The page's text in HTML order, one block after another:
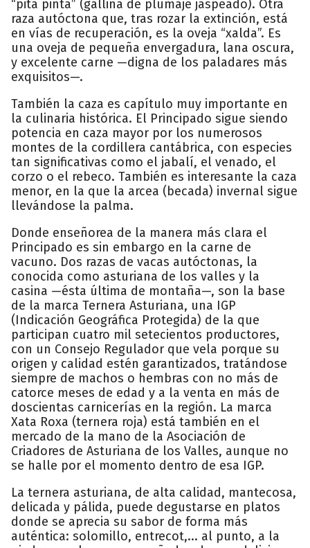
“pita pinta” (gallina de plumaje jaspeado). Otra
raza autóctona que, tras rozar la extinción, está
en vías de recuperación, es la oveja “xalda”. Es
una oveja de pequeña envergadura, lana oscura,
y excelente carne —digna de los paladares más
exquisitos—.
También la caza es capítulo muy importante en
la culinaria histórica. El Principado sigue siendo
potencia en caza mayor por los numerosos
montes de la cordillera cantábrica, con especies
tan significativas como el jabalí, el venado, el
corzo o el rebeco. También es interesante la caza
menor, en la que la arcea (becada) invernal sigue
llevándose la palma.
Donde enseñorea de la manera más clara el
Principado es sin embargo en la carne de
vacuno. Dos razas de vacas autóctonas, la
conocida como asturiana de los valles y la
casina —ésta última de montaña—, son la base
de la marca Ternera Asturiana, una IGP
(Indicación Geográfica Protegida) de la que
participan cuatro mil setecientos productores,
con un Consejo Regulador que vela porque su
origen y calidad estén garantizados, tratándose
siempre de machos o hembras con no más de
catorce meses de edad y a la venta en más de
doscientas carnicerías en la región. La marca
Xata Roxa (ternera roja) está también en el
mercado de la mano de la Asociación de
Criadores de Asturiana de los Valles, aunque no
se halle por el momento dentro de esa IGP.
La ternera asturiana, de alta calidad, mantecosa,
delicada y pálida, puede degustarse en platos
donde se aprecia su sabor de forma más
auténtica: solomillo, entrecot,... al punto, a la